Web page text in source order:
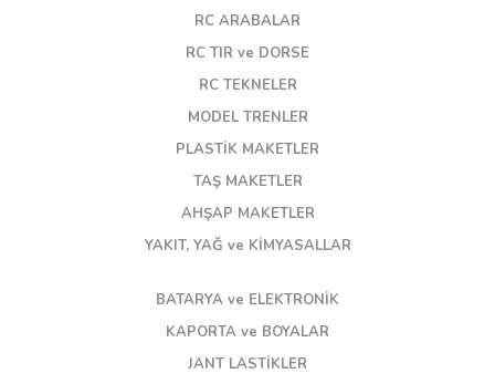
RC ARABALAR
RC TIR ve DORSE
RC TEKNELER
MODEL TRENLER
PLASTİK MAKETLER
TAŞ MAKETLER
AHŞAP MAKETLER
YAKIT, YAĞ ve KİMYASALLAR
BATARYA ve ELEKTRONİK
KAPORTA ve BOYALAR
JANT LASTİKLER